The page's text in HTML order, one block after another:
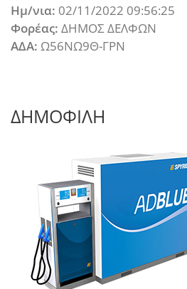
Ημ/νια: 02/11/2022 09:56:25
Φορέας: ΔΗΜΟΣ ΔΕΛΦΩΝ
ΑΔΑ: Ω56ΝΩ9Θ-ΓΡΝ
ΔΗΜΟΦΙΛΗ